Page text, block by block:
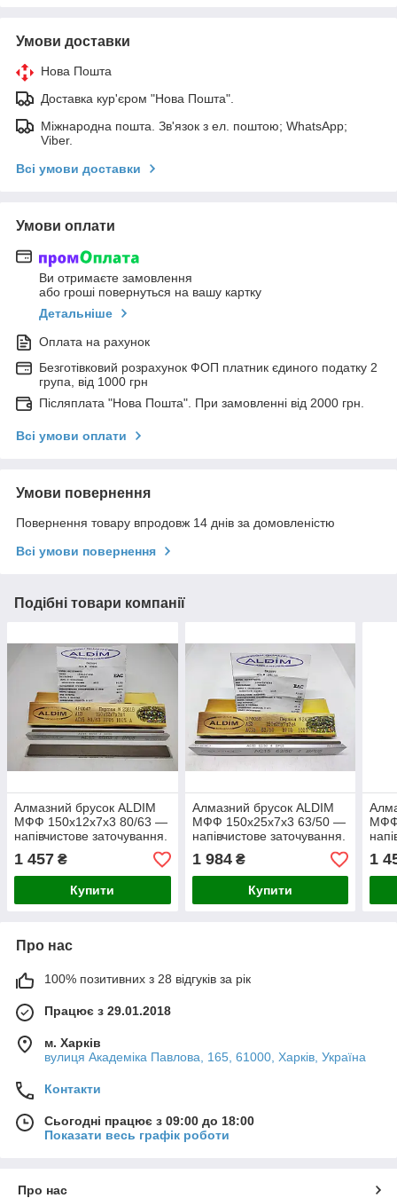
Умови доставки
Нова Пошта
Доставка кур'єром "Нова Пошта".
Міжнародна пошта. Зв'язок з ел. поштою; WhatsApp;
Viber.
Всі умови доставки
Умови оплати
Ви отримаєте замовлення
або гроші повернуться на вашу картку
Детальніше
Оплата на рахунок
Безготівковий розрахунок ФОП платник єдиного податку 2
група, від 1000 грн
Післяплата "Нова Пошта". При замовленні від 2000 грн.
Всі умови оплати
Умови повернення
Повернення товару впродовж 14 днів за домовленістю
Всі умови повернення
Подібні товари компанії
Алмазний брусок ALDIM
МФФ 150х12х7х3 80/63 —
напівчистове заточування.
1 457 ₴
Купити
Алмазний брусок ALDIM
МФФ 150х25х7х3 63/50 —
напівчистове заточування.
1 984₴
Купити
МФФ
1
Про нас
100% позитивних з 28 відгуків за рік
Працює з 29.01.2018
м. Харків
вулиця Академіка Павлова, 165, 61000, Харків, Україна
Контакти
Сьогодні працює з 09:00 до 18:00
Показати весь графік роботи
Про нас